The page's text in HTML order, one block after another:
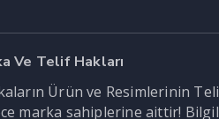
Ve Telif Hakları
Ürün ve Resimlerinin
marka sahiplerine aittir!